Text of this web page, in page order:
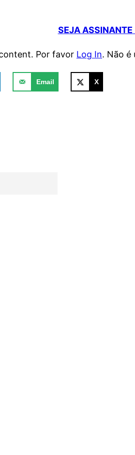
SEJA ASSINANTE
Por favor Log In. Não é
Email X